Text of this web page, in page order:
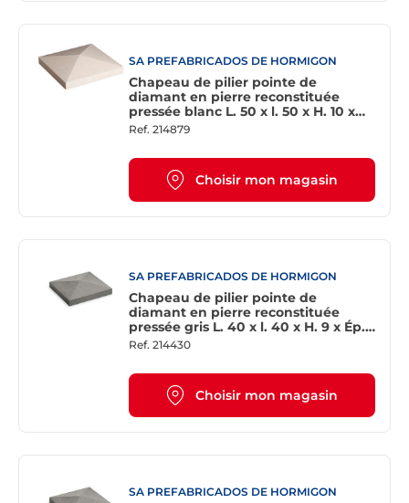
SA PREFABRICADOS DE HORMIGON
Chapeau de pilier pointe de
diamant en pierre reconstituée
pressée blanc L. 50 x l. 50 x H. 10 x
Ép. 6 cm
Ref. 214879
Choisir mon magasin
SA PREFABRICADOS DE HORMIGON
Chapeau de pilier pointe de
diamant en pierre reconstituée
pressée gris L. 40 x l. 40 x H. 9 x Ép.
5,5 cm
Ref. 214430
Choisir mon magasin
SA PREFABRICADOS DE HORMIGON